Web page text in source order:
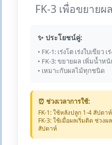
FK-3 เพื่อขยาย
✨ ประโยชน์คู่:
• FK-1: เร่งโต เร่งใบเขียว เ
• FK-3: ขยายผล เพิ่มน้ำห
• เหมาะกับผลไม้ทุกชนิด
⏰ ช่วงเวลาการใช้:
FK-1: ใช้หลังปลูก 1-4 สัปด
FK-3: ใช้เมื่อผลเริ่มติด ช่วงผ
สัปดาห์